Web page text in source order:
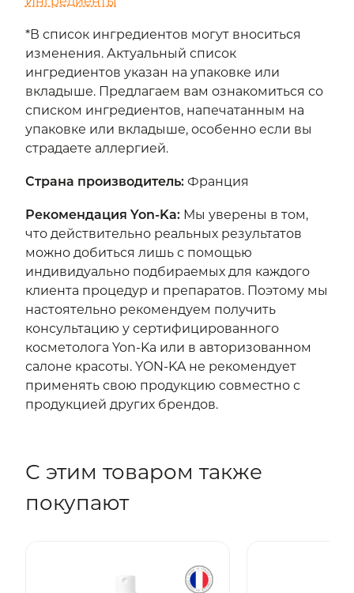
*В список ингредиентов могут вноситься
изменения. Актуальный список
ингредиентов указан на упаковке или
вкладыше. Предлагаем вам ознакомиться со
списком ингредиентов, напечатанным на
упаковке или вкладыше, особенно если вы
страдаете аллергией.
Страна производитель:Франция
Рекомендация Yon-Ka:Мы уверены в том,
что действительно реальных результатов
можно добиться лишь с помощью
индивидуально подбираемых для каждого
клиента процедур и препаратов. Поэтому мы
настоятельно рекомендуем получить
консультацию у сертифицированного
косметолога Yon-Ka или в авторизованном
салоне красоты. YON-KA не рекомендует
применять свою продукцию совместно с
продукцией других брендов.
С этим товаром также
покупают